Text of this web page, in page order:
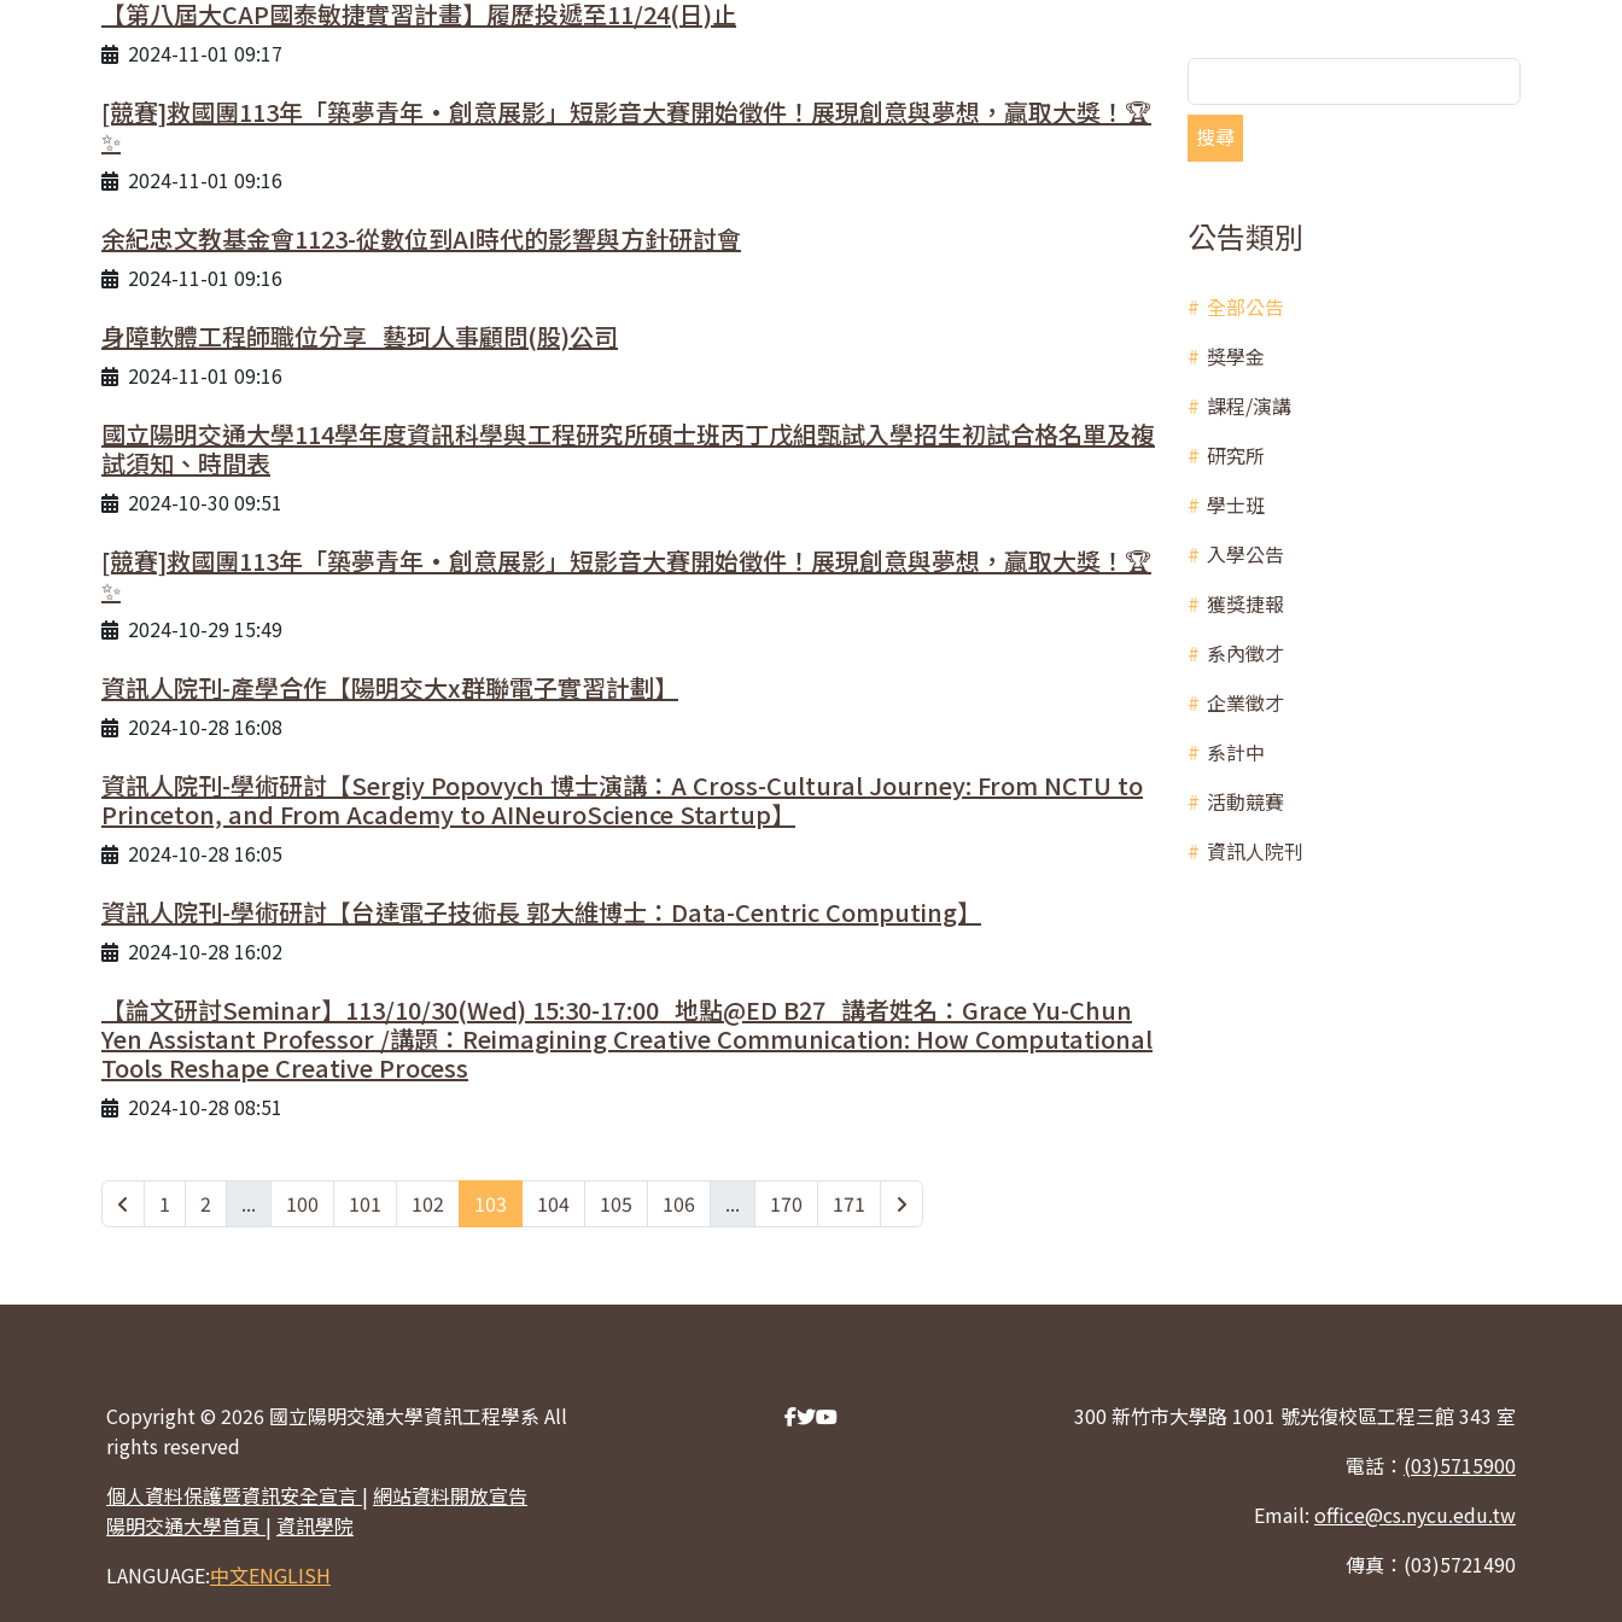
【第八屆大CAP國泰敏捷實習計畫】履歷投遞至11/24(日)止
2024-11-01 09:17
[競賽]救國團113年「築夢青年•創意展影」短影音大賽開始徵件！展現創意與夢想，贏取大獎！🏆
✨
2024-11-01 09:16
余紀忠文教基金會1123-從數位到AI時代的影響與方針研討會
2024-11-01 09:16
身障軟體工程師職位分享_藝珂人事顧問(股)公司
2024-11-01 09:16
國立陽明交通大學114學年度資訊科學與工程研究所碩士班丙丁戊組甄試入學招生初試合格名單及複
試須知、時間表
2024-10-30 09:51
[競賽]救國團113年「築夢青年•創意展影」短影音大賽開始徵件！展現創意與夢想，贏取大獎！🏆
✨
2024-10-29 15:49
資訊人院刊-產學合作【陽明交大x群聯電子實習計劃】
2024-10-28 16:08
資訊人院刊-學術研討【Sergiy Popovych 博士演講：A Cross-Cultural Journey: From NCTU to
Princeton, and From Academy to AINeuroScience Startup】
2024-10-28 16:05
資訊人院刊-學術研討【台達電子技術長 郭大維博士：Data-Centric Computing】
2024-10-28 16:02
【論文研討Seminar】113/10/30(Wed) 15:30-17:00_地點@ED B27_講者姓名：Grace Yu-Chun
Yen Assistant Professor /講題：Reimagining Creative Communication: How Computational
Tools Reshape Creative Process
2024-10-28 08:51
1 2 ... 100 101 102 103 104 105 106 ... 170 171
搜尋
公告類別
全部公告
獎學金
課程/演講
研究所
學士班
入學公告
獲獎捷報
系內徵才
企業徵才
系計中
活動競賽
資訊人院刊
Copyright © 2026 國立陽明交通大學資訊工程學系 All
rights reserved
個人資料保護暨資訊安全宣言 | 網站資料開放宣告
陽明交通大學首頁 | 資訊學院
LANGUAGE:中文ENGLISH
300 新竹市大學路 1001 號光復校區工程三館 343 室
電話： (03)5715900
Email: office@cs.nycu.edu.tw
傳真：(03)5721490